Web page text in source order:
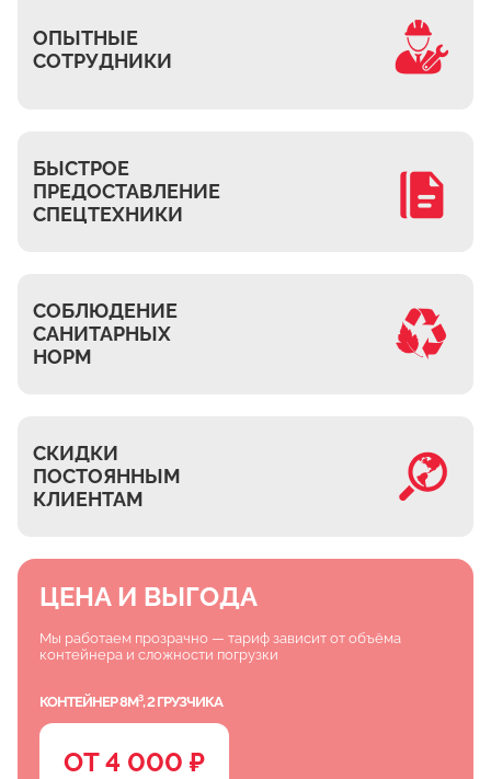
Михнево
Верхнее Мячково
Лыткарино
ОПЫТНЫЕ
СОТРУДНИКИ
БЫСТРОЕ
ПРЕДОСТАВЛЕНИЕ
СПЕЦТЕХНИКИ
СОБЛЮДЕНИЕ
САНИТАРНЫХ
НОРМ
СКИДКИ
ПОСТОЯННЫМ
КЛИЕНТАМ
ЦЕНА И ВЫГОДА
Мы работаем прозрачно — тариф зависит от объёма
контейнера и сложности погрузки
КОНТЕЙНЕР 8М³, 2 ГРУЗЧИКА
ОТ 4 000 ₽